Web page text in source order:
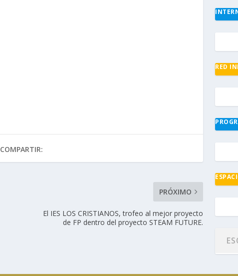
COMPARTIR:
PRÓXIMO
El IES LOS CRISTIANOS, trofeo al mejor proyecto
de FP dentro del proyecto STEAM FUTURE.
RED